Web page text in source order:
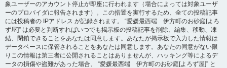
象ユーザーのアカウント停止が即座に行われます（場合によっては対象ユーザ
ーのプロバイダに報告されます）。この措置を実行するため、全ての投稿記事
には投稿者の IPアドレス が記録されます。 “愛媛最西端 伊方町のお砂庭[よろ
ず屋]” は必要と判断すればいつでも掲示板の投稿記事を削除、編集、移動、凍
結、閉鎖できることをあなたは同意します。あなたが掲示板で入力した情報は
データベースに保管されることをあなたは同意します。あなたの同意がない限
りこの情報は第三者に公開されることはありませんが、ハッキング等によるデ
ータの損傷や盗難があった場合、 “愛媛最西端 伊方町のお砂庭[よろず屋]” と